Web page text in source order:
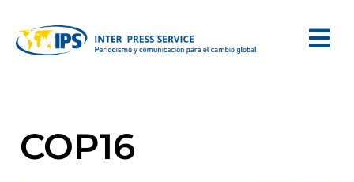
COP16